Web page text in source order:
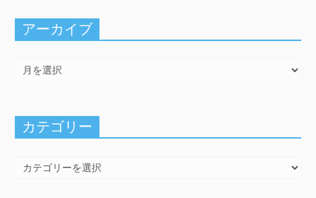
アーカイブ
カテゴリー